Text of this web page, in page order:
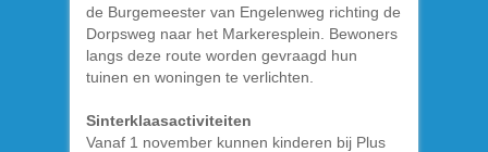
de Burgemeester van Engelenweg richting de
Dorpsweg naar het Markeresplein. Bewoners
langs deze route worden gevraagd hun
tuinen en woningen te verlichten.
Sinterklaasactiviteiten
Vanaf 1 november kunnen kinderen bij Plus